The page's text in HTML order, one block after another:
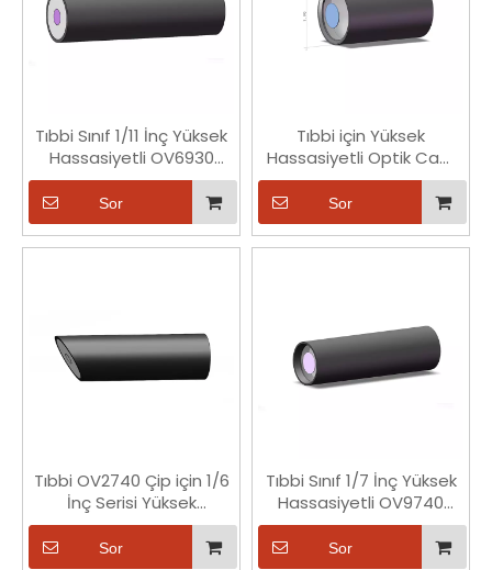
Tıbbi Sınıf 1/11 İnç Yüksek
Hassasiyetli OV6930
Serisi Endoskop Lensleri
Sor
Tıbbi için Yüksek
Hassasiyetli Optik Cam
1/9 İnç Serisi OV9734
Endoskop Lensleri
Sor
Tıbbi OV2740 Çip için 1/6
İnç Serisi Yüksek
Hassasiyetli Optik Cam
Endoskop Lensleri
Sor
Tıbbi Sınıf 1/7 İnç Yüksek
Hassasiyetli OV9740
Serisi Endoskop Lensleri
Sor